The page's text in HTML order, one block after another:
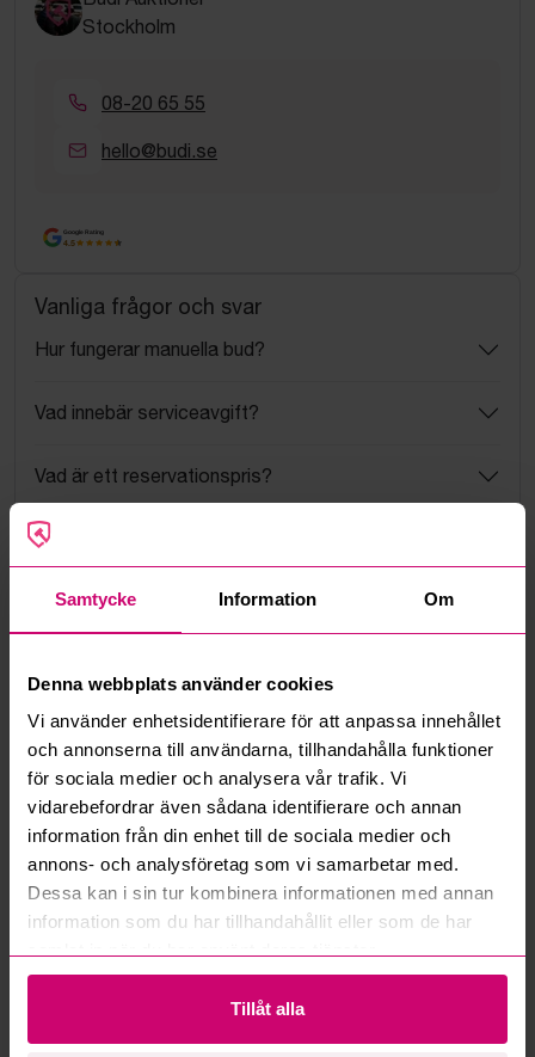
Samtycke Information Om
Denna webbplats använder cookies
Vi använder enhetsidentifierare för att anpassa innehållet
och annonserna till användarna, tillhandahålla funktioner
för sociala medier och analysera vår trafik. Vi
vidarebefordrar även sådana identifierare och annan
information från din enhet till de sociala medier och
annons- och analysföretag som vi samarbetar med.
Dessa kan i sin tur kombinera informationen med annan
information som du har tillhandahållit eller som de har
Tillåt alla
Stockholm
08-20 65 55
hello@budi.se
Google Rating
4.5
Vanliga frågor och svar
Hur fungerar manuella bud?
Vad innebär serviceavgift?
Vad är ett reservationspris?
Hur fungerar maxbud?
Hur fungerar budmotorn?
Kan ni frakta mina vunna objekt?
Läs fler frågor och svar
Mer från samma kategori
Oanvänd Oanvänd